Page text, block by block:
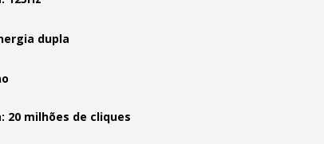
dupla
20 milhões de cliques